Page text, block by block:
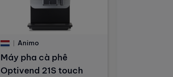
Animo
Máy pha cà phê
Optivend 21S touch